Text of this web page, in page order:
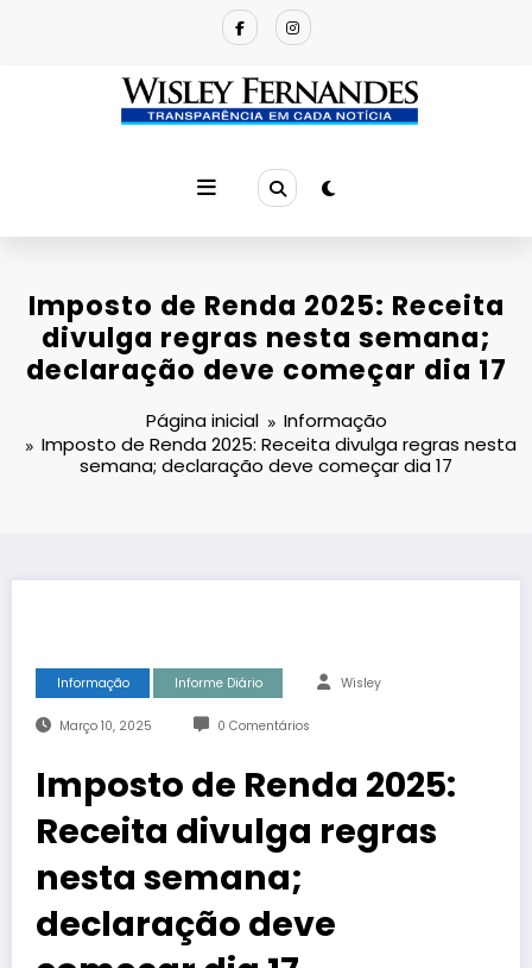
Imposto de Renda 2025: Receita
divulga regras nesta semana;
declaração deve começar dia 17
Página inicial
Informação
Imposto de Renda 2025: Receita divulga regras nesta
semana; declaração deve começar dia 17
Informação Informe Diário Wisley
Março 10, 2025 0 Comentários
Imposto de Renda 2025:
Receita divulga regras
nesta semana;
declaração deve